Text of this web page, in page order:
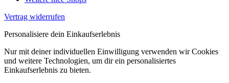
Vertrag widerrufen
Personalisiere dein Einkaufserlebnis
Nur mit deiner individuellen Einwilligung verwenden wir Cookies
und weitere Technologien, um dir ein personalisiertes
Einkaufserlebnis zu bieten.